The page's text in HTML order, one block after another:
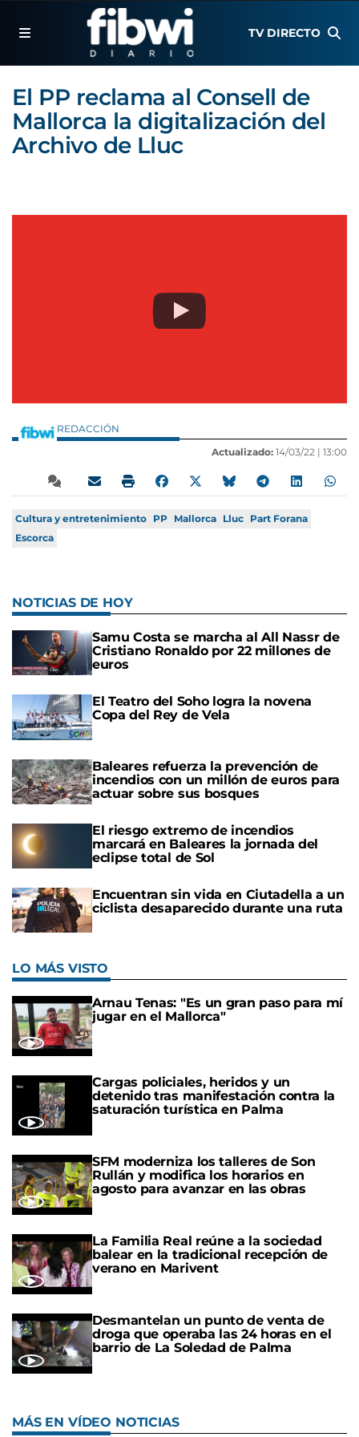
TV DIRECTO
El PP reclama al Consell de
Mallorca la digitalización del
Archivo de Lluc
REDACCIÓN
Actualizado: 14/03/22 | 13:00
Cultura y entretenimiento PP Mallorca Lluc Part Forana
Escorca
NOTICIAS DE HOY
Samu Costa se marcha al All Nassr de
Cristiano Ronaldo por 22 millones de
euros
El Teatro del Soho logra la novena
Copa del Rey de Vela
Baleares refuerza la prevención de
incendios con un millón de euros para
actuar sobre sus bosques
El riesgo extremo de incendios
marcará en Baleares la jornada del
eclipse total de Sol
Encuentran sin vida en Ciutadella a un
ciclista desaparecido durante una ruta
LO MÁS VISTO
Arnau Tenas: "Es un gran paso para mí
jugar en el Mallorca"
Cargas policiales, heridos y un
detenido tras manifestación contra la
saturación turística en Palma
SFM moderniza los talleres de Son
Rullán y modifica los horarios en
agosto para avanzar en las obras
La Familia Real reúne a la sociedad
balear en la tradicional recepción de
verano en Marivent
Desmantelan un punto de venta de
droga que operaba las 24 horas en el
barrio de La Soledad de Palma
MÁS EN VÍDEO NOTICIAS